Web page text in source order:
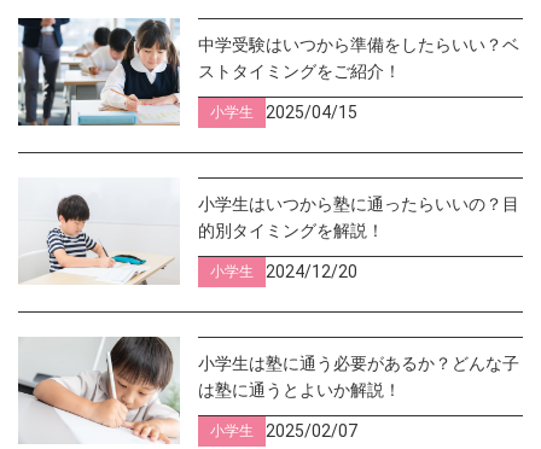
中学受験はいつから準備をしたらいい？ベ
ストタイミングをご紹介！
小学生 2025/04/15
小学生はいつから塾に通ったらいいの？目
的別タイミングを解説！
小学生 2024/12/20
小学生は塾に通う必要があるか？どんな子
は塾に通うとよいか解説！
小学生 2025/02/07